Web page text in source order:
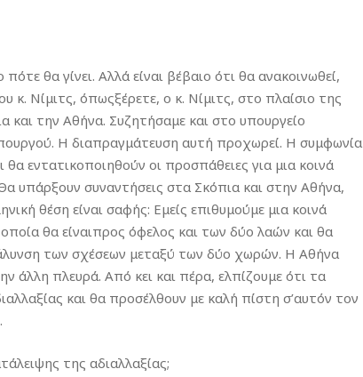
θα γίνει. Αλλά είναι βέβαιο ότι θα ανακοινωθεί,
Νίμιτς, όπωςξέρετε, ο κ. Νίμιτς, στο πλαίσιο της
και την Αθήνα. Συζητήσαμε και στο υπουργείο
Η διαπραγμάτευση αυτή προχωρεί. Η συμφωνία
εντατικοποιηθούν οι προσπάθειες για μια κοινά
υπάρξουν συναντήσεις στα Σκόπια και στην Αθήνα,
θέση είναι σαφής: Εμείς επιθυμούμε μια κοινά
θα είναιπρος όφελος και των δύο λαών και θα
των σχέσεων μεταξύ των δύο χωρών. Η Αθήνα
άλλη πλευρά. Από κει και πέρα, ελπίζουμε ότι τα
και θα προσέλθουν με καλή πίστη σ’αυτόν τον
της αδιαλλαξίας;